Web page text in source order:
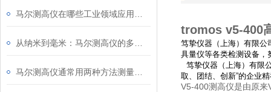
tromos v5-400
笃挚仪器（上海）有限公
具量仪等各类检测设备，
笃挚仪器（上海）有限
取、团结、创新”的企业
V5-400测高仪是由原来